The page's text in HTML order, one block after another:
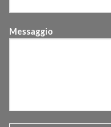
Messaggio